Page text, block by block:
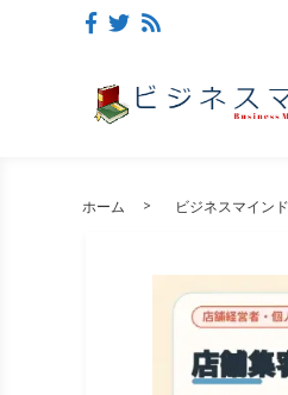
ホーム ビジネスマインド